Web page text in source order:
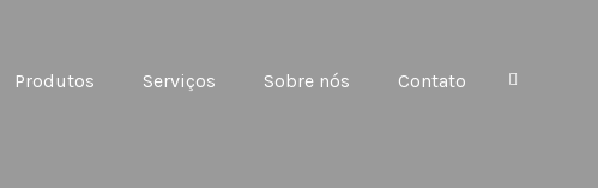
Produtos Serviços Sobre nós Contato